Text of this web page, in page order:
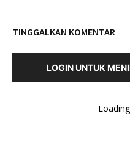
TINGGALKAN KOMENTAR
LOGIN UNTUK